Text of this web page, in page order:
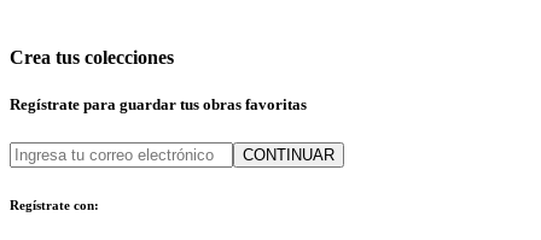
Crea tus colecciones
Regístrate para guardar tus obras favoritas
CONTINUAR
Regístrate con: